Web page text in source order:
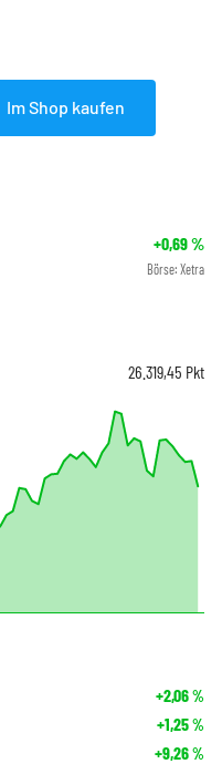
Im Shop kaufen
+0,69%
Börse: Xetra
26.319,45 Pkt
+2,06%
+1,25%
+9,26%